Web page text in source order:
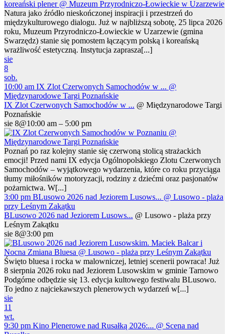
Natura jako źródło nieskończonej inspiracji i przestrzeń do
międzykulturowego dialogu. Już w najbliższą sobotę, 25 lipca 2026
roku, Muzeum Przyrodniczo-Łowieckie w Uzarzewie (gmina
Swarzędz) stanie się pomostem łączącym polską i koreańską
wrażliwość estetyczną. Instytucja zaprasza[...]
sie
8
sob.
10:00 am IX Zlot Czerwonych Samochodów w ... @
Międzynarodowe Targi Poznańskie
IX Zlot Czerwonych Samochodów w ... @ Międzynarodowe Targi
Poznańskie
sie 8@10:00 am – 5:00 pm
Poznań po raz kolejny stanie się czerwoną stolicą strażackich
emocji! Przed nami IX edycja Ogólnopolskiego Zlotu Czerwonych
Samochodów – wyjątkowego wydarzenia, które co roku przyciąga
tłumy miłośników motoryzacji, rodziny z dziećmi oraz pasjonatów
pożarnictwa. W[...]
3:00 pm BLusowo 2026 nad Jeziorem Lusows... @ Lusowo - plaża
przy Leśnym Zakątku
BLusowo 2026 nad Jeziorem Lusows... @ Lusowo - plaża przy
Leśnym Zakątku
sie 8@3:00 pm
Święto bluesa i rocka w malowniczej, letniej scenerii powraca! Już
8 sierpnia 2026 roku nad Jeziorem Lusowskim w gminie Tarnowo
Podgórne odbędzie się 13. edycja kultowego festiwalu BLusowo.
To jedno z najciekawszych plenerowych wydarzeń w[...]
sie
11
wt.
9:30 pm Kino Plenerowe nad Rusałką 2026:... @ Scena nad